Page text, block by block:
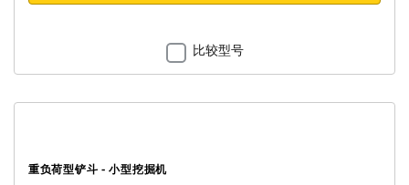
比较型号
重负荷型铲斗 - 小型挖掘机